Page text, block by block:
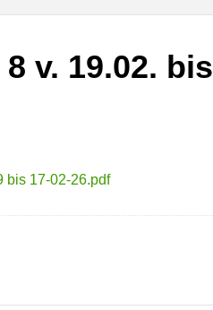
v. 19.02. bis
bis 17-02-26.pdf